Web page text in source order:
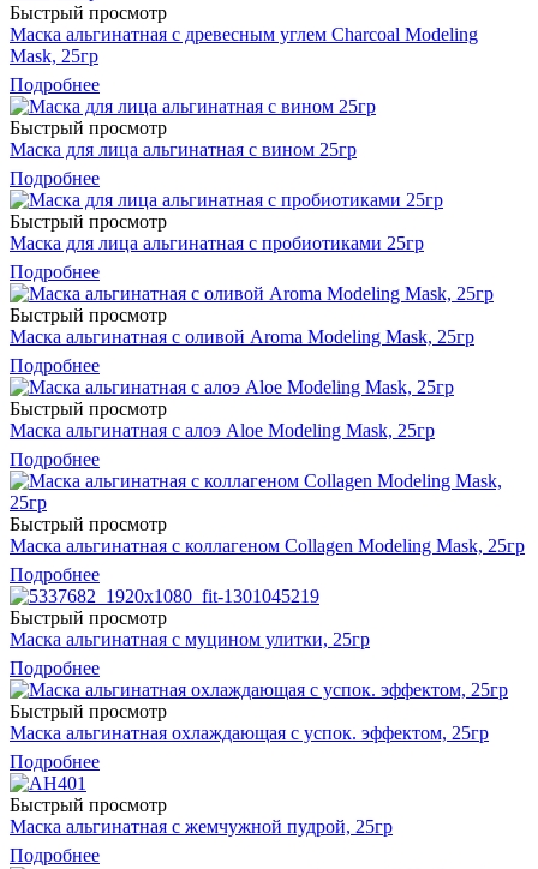
Быстрый просмотр
Маска альгинатная с древесным углем Charcoal Modeling
Mask, 25гр
Подробнее
Быстрый просмотр
Маска для лица альгинатная с вином 25гр
Подробнее
Быстрый просмотр
Маска для лица альгинатная с пробиотиками 25гр
Подробнее
Быстрый просмотр
Маска альгинатная с оливой Aroma Modeling Mask, 25гр
Подробнее
Быстрый просмотр
Маска альгинатная с алоэ Aloe Modeling Mask, 25гр
Подробнее
Быстрый просмотр
Маска альгинатная с коллагеном Collagen Modeling Mask, 25гр
Подробнее
Быстрый просмотр
Маска альгинатная с муцином улитки, 25гр
Подробнее
Быстрый просмотр
Маска альгинатная охлаждающая с успок. эффектом, 25гр
Подробнее
Быстрый просмотр
Маска альгинатная с жемчужной пудрой, 25гр
Подробнее